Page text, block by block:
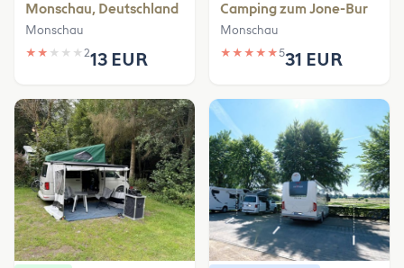
Monschau, Deutschland
Monschau
★ ★ ★ ★ ★ 213 EUR
Camping zum Jone-Bur
Monschau
★ ★ ★ ★ ★531 EUR